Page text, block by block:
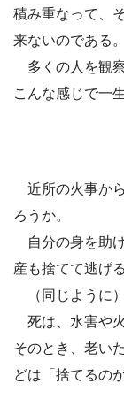
積み重なって、
来ないのである。
多くの人を観
こんな感じで一
近所の火事か
ろうか。
自分の身を助
産も捨てて逃げ
（同じように
死は、水害や
そのとき、老い
どは「捨てるの